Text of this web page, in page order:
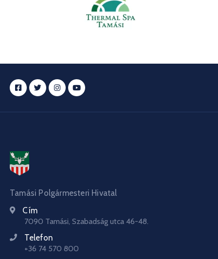
Tamási Polgármesteri Hivatal
Cím
7090 Tamási, Szabadság utca 46-48.
Telefon
+36 74 570 800